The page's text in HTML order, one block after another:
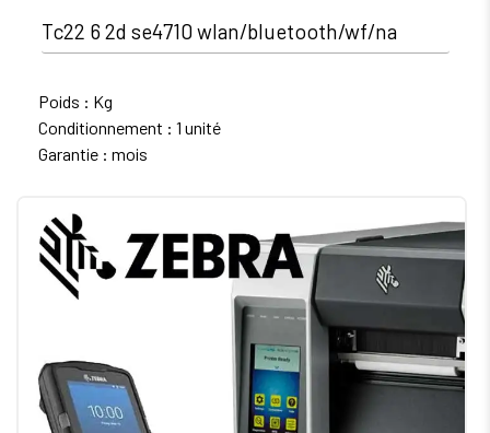
Tc22 6 2d se4710 wlan/bluetooth/wf/na
Poids : Kg
Conditionnement : 1 unité
Garantie : mois